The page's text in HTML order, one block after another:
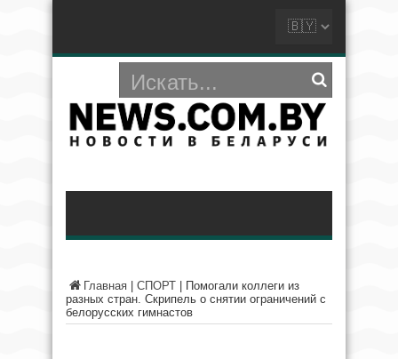
Главная СПОРТ
Помогали коллеги из
разных стран. Скрипель о снятии ограничений с
белорусских гимнастов